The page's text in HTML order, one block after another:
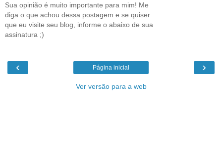
Sua opinião é muito importante para mim! Me
diga o que achou dessa postagem e se quiser
que eu visite seu blog, informe o abaixo de sua
assinatura ;)
‹ ›
Página inicial
Ver versão para a web